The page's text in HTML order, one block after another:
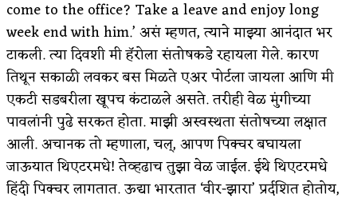
come to the office? Take a leave and enjoy long
week end with him.’ असं म्हणत, त्याने माझ्या आनंदात भर
टाकली. त्या दिवशी मी हॅरोला संतोषकडे रहायला गेले. कारण
तिथून सकाळी लवकर बस मिळते एअर पोर्टला जायला आणि मी
एकटी सडबरीला खूपच कंटाळले असते. तरीही वेळ मुंगीच्या
पावलांनी पुढे सरकत होता. माझी अस्वस्थता संतोषच्या लक्षात
आली. अचानक तो म्हणाला, चल्, आपण पिक्चर बघायला
जाऊयात थिएटरमधे! तेव्हढाच तुझा वेळ जाईल. ईथे थिएटरमधे
हिंदी पिक्चर लागतात. ऊद्या भारतात ‘वीर-झारा’ प्रर्दशित होतोय,